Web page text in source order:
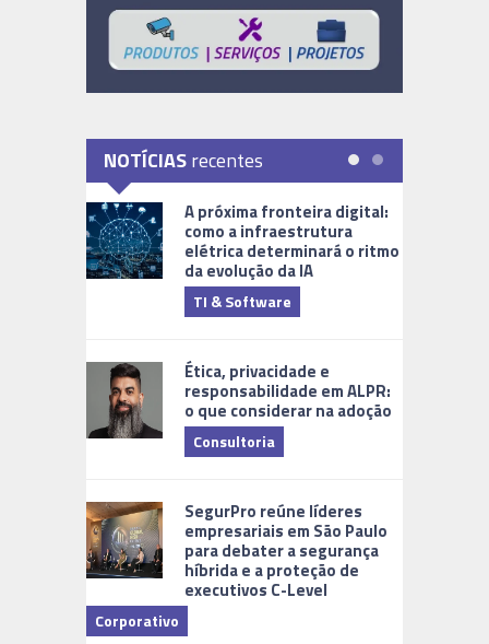
NOTÍCIASrecentes
A próxima fronteira digital:
como a infraestrutura
elétrica determinará o ritmo
da evolução da IA
TI & Software
Ética, privacidade e
responsabilidade em ALPR:
o que considerar na adoção
Consultoria
SegurPro reúne líderes
empresariais em São Paulo
para debater a segurança
híbrida e a proteção de
executivos C-Level
Corporativo